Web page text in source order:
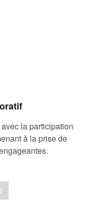
la participation
à la prise de